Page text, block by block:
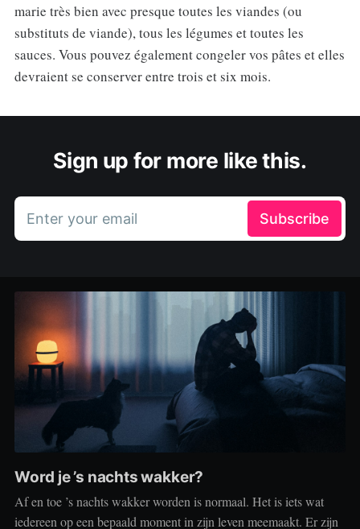
marie très bien avec presque toutes les viandes (ou
substituts de viande), tous les légumes et toutes les
sauces. Vous pouvez également congeler vos pâtes et elles
devraient se conserver entre trois et six mois.
Sign up for more like this.
Enter your email Subscribe
Word je ’s nachts wakker?
Af en toe ’s nachts wakker worden is normaal. Het is iets wat
iedereen op een bepaald moment in zijn leven meemaakt. Er zijn